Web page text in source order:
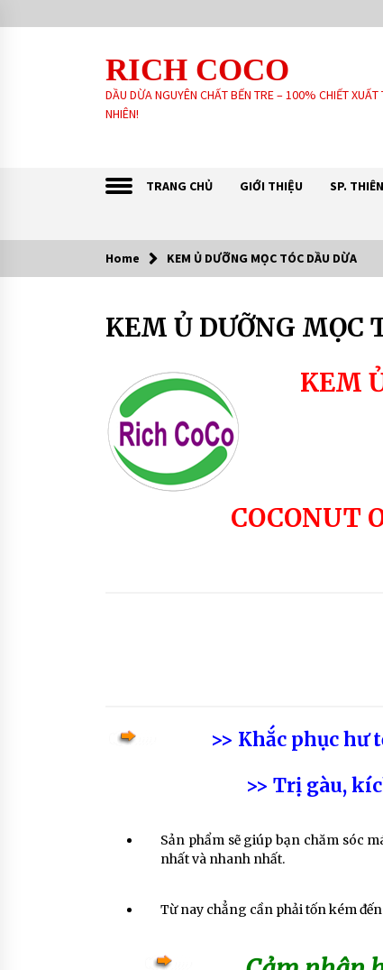
to
RICH COCO
DẦU DỪA NGUYÊN CHẤT BẾN TRE – 100% CHIẾT XUẤT
NHIÊN!
TRANG CHỦ GIỚI THIỆU SP.
Sản Phẩm khách tin dùng:
GIA CÔNG SẢN XUẤT SOAP XÀ
PHÒNG SINH DƯỢC – HANDMADE –
6 years ago
SẢN PHẨM SON MÔI MÀU THIÊN
NHIÊN – THE RICH SKIN
7 years ago
Home KEM Ủ DƯỠNG MỌC TÓC DẦU DỪA
KEM Ủ DƯỠNG MỌC
KEM
COCONUT
>> Khắc phục hư
>> Trị gàu,
Sản phẩm sẽ giúp bạn chăm sóc
nhất và nhanh nhất.
Từ nay chẳng cần phải tốn kém